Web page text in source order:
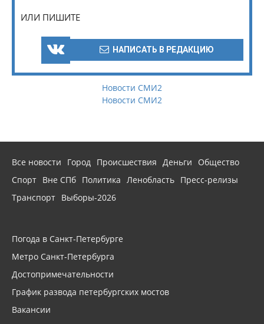
ИЛИ ПИШИТЕ
НАПИСАТЬ В РЕДАКЦИЮ
Новости СМИ2
Новости СМИ2
Все новости Город Происшествия Деньги
Общество
Спорт Вне СПб Политика Ленобласть Пресс-релизы
Транспорт Выборы-2026
Погода в Санкт-Петербурге
Метро Санкт-Петербурга
Достопримечательности
График развода петербургских мостов
Вакансии